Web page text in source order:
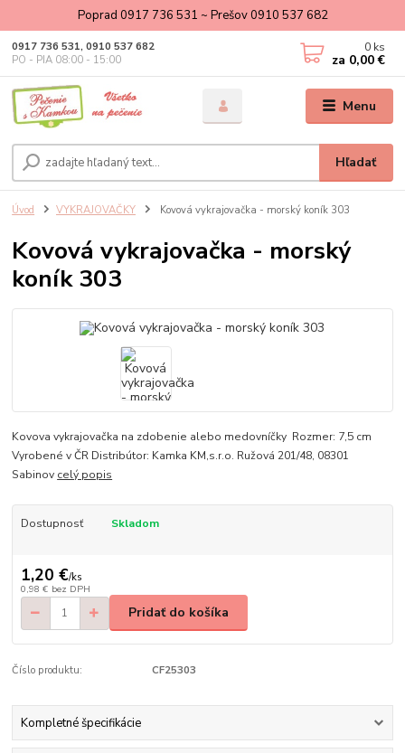
Poprad 0917 736 531 ~ Prešov 0910 537 682
Menu
Hľadať
0917 736 531, 0910 537 682
PO - PIA 08:00 - 15:00
0 ks
za 0,00 €
Úvod VYKRAJOVAČKY Kovová vykrajovačka - morský koník 303
Kovová vykrajovačka - morský
koník 303
Kovova vykrajovačka na zdobenie alebo medovníčky Rozmer: 7,5 cm
Vyrobené v ČR Distribútor: Kamka KM,s.r.o. Ružová 201/48, 08301
Sabinov celý popis
Dostupnosť Skladom
1,20 €/ks
0,98 € bez DPH
Pridať do košíka
Číslo produktu: CF25303
Kompletné špecifikácie